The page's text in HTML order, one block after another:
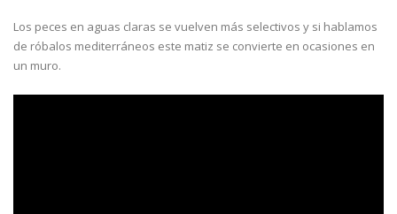
Los peces en aguas claras se vuelven más selectivos y si hablamos
de róbalos mediterráneos este matiz se convierte en ocasiones en
un muro.